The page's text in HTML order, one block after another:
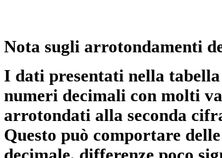
Nota sugli arrotondamenti
I dati presentati nella
numeri decimali con molti
arrotondati alla seconda
Questo può comportare